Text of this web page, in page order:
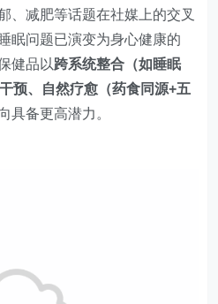
、减肥等话题在社媒上的交叉
眠问题已演变为身心健康的
健品以跨系统整合（如睡眠
预、自然疗愈（药食同源+五
具备更高潜力。